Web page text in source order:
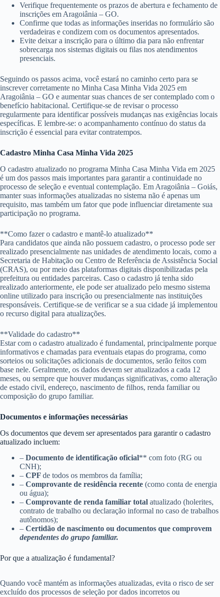
Verifique frequentemente os prazos de abertura e fechamento de
inscrições em Aragoiânia – GO.
Confirme que todas as informações inseridas no formulário são
verdadeiras e condizem com os documentos apresentados.
Evite deixar a inscrição para o último dia para não enfrentar
sobrecarga nos sistemas digitais ou filas nos atendimentos
presenciais.
Seguindo os passos acima, você estará no caminho certo para se
inscrever corretamente no Minha Casa Minha Vida 2025 em
Aragoiânia – GO e aumentar suas chances de ser contemplado com o
benefício habitacional. Certifique-se de revisar o processo
regularmente para identificar possíveis mudanças nas exigências locais
específicas. E lembre-se: o acompanhamento contínuo do status da
inscrição é essencial para evitar contratempos.
Cadastro Minha Casa Minha Vida 2025
O cadastro atualizado no programa Minha Casa Minha Vida em 2025
é um dos passos mais importantes para garantir a continuidade no
processo de seleção e eventual contemplação. Em Aragoiânia – Goiás,
manter suas informações atualizadas no sistema não é apenas um
requisito, mas também um fator que pode influenciar diretamente sua
participação no programa.
**Como fazer o cadastro e mantê-lo atualizado**
Para candidatos que ainda não possuem cadastro, o processo pode ser
realizado presencialmente nas unidades de atendimento locais, como a
Secretaria de Habitação ou Centro de Referência de Assistência Social
(CRAS), ou por meio das plataformas digitais disponibilizadas pela
prefeitura ou entidades parceiras. Caso o cadastro já tenha sido
realizado anteriormente, ele pode ser atualizado pelo mesmo sistema
online utilizado para inscrição ou presencialmente nas instituições
responsáveis. Certifique-se de verificar se a sua cidade já implementou
o recurso digital para atualizações.
**Validade do cadastro**
Estar com o cadastro atualizado é fundamental, principalmente porque
informativos e chamadas para eventuais etapas do programa, como
sorteios ou solicitações adicionais de documentos, serão feitos com
base nele. Geralmente, os dados devem ser atualizados a cada 12
meses, ou sempre que houver mudanças significativas, como alteração
de estado civil, endereço, nascimento de filhos, renda familiar ou
composição do grupo familiar.
Documentos e informações necessárias
Os documentos que devem ser apresentados para garantir o cadastro
atualizado incluem:
– Documento de identificação oficial** com foto (RG ou
CNH);
– CPF de todos os membros da família;
– Comprovante de residência recente (como conta de energia
ou água);
– Comprovante de renda familiar total atualizado (holerites,
contrato de trabalho ou declaração informal no caso de trabalhos
autônomos);
– Certidão de nascimento ou documentos que comprovem
dependentes do grupo familiar.
Por que a atualização é fundamental?
Quando você mantém as informações atualizadas, evita o risco de ser
excluído dos processos de seleção por dados incorretos ou